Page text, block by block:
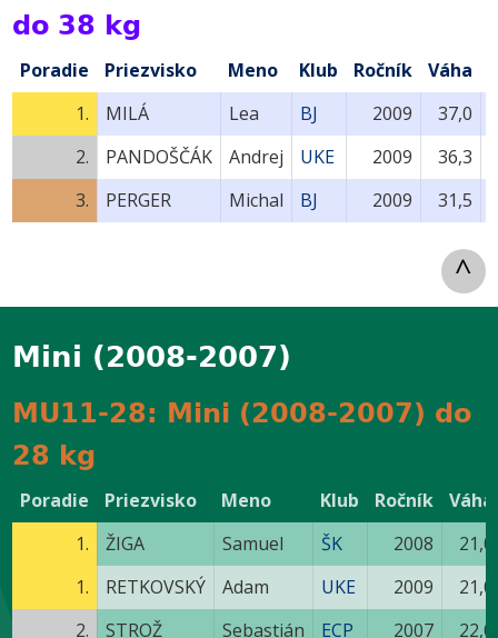
do 38 kg
Poradie Priezvisko Meno Klub Ročník Váha
1.
MILÁ Lea BJ 2009
37,0
2.
PANDOŠČÁK Andrej UKE 2009
36,3
3.
PERGER Michal BJ 2009 31,5
^
Mini (2008-2007)
MU11-28: Mini (2008-2007) do
28 kg
Poradie Priezvisko Meno Klub Ročník
Váha
1.
ŽIGA Samuel ŠK 2008
21,0
1.
RETKOVSKÝ Adam UKE 2009
21,0
2.
STROŽ Sebastián ECP 2007
22,0